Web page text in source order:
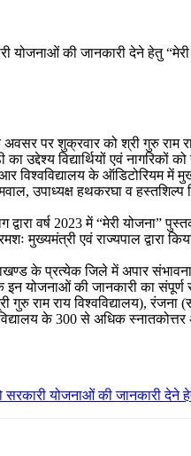
योजनाओं की जानकारी देने हेतु
पर शुक्रवार को श्री गुरु राम
उद्देश्य विद्यार्थियों एवं
के ऑडिटोरियम में
उपाध्यक्ष हथकरघा व
द्वारा वर्ष 2023 में “मेरी योजना”
मुख्यमंत्री एवं राज्यपाल द्वारा
के प्रत्येक जिले में अपार
इन योजनाओं की जानकारी का
राम राय विश्वविद्यालय), रंजना
के 300 से अधिक
सरकारी योजनाओं की जानकारी देने